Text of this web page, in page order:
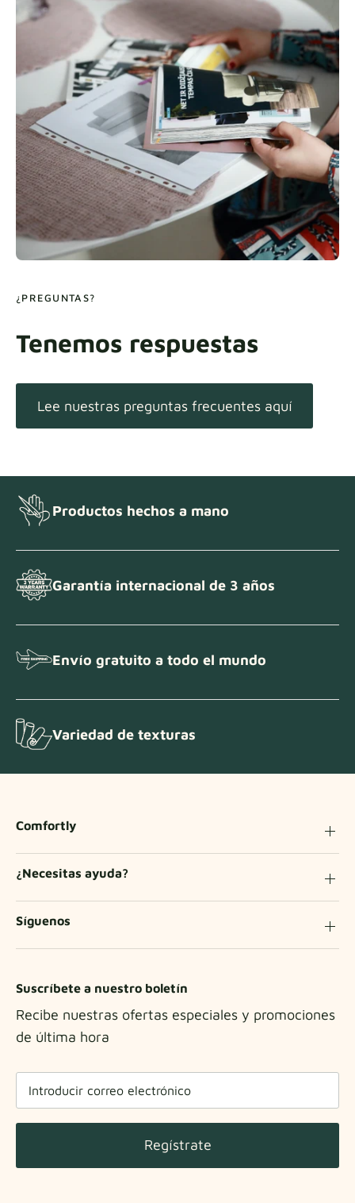
¿PREGUNTAS?
Tenemos respuestas
Lee nuestras preguntas frecuentes aquí
Productos hechos a mano
Garantía internacional de 3 años
Envío gratuito a todo el mundo
Variedad de texturas
Suscríbete a nuestro boletín
Recibe nuestras ofertas especiales y promociones
de última hora
Regístrate
Comfortly
¿Necesitas ayuda?
Síguenos